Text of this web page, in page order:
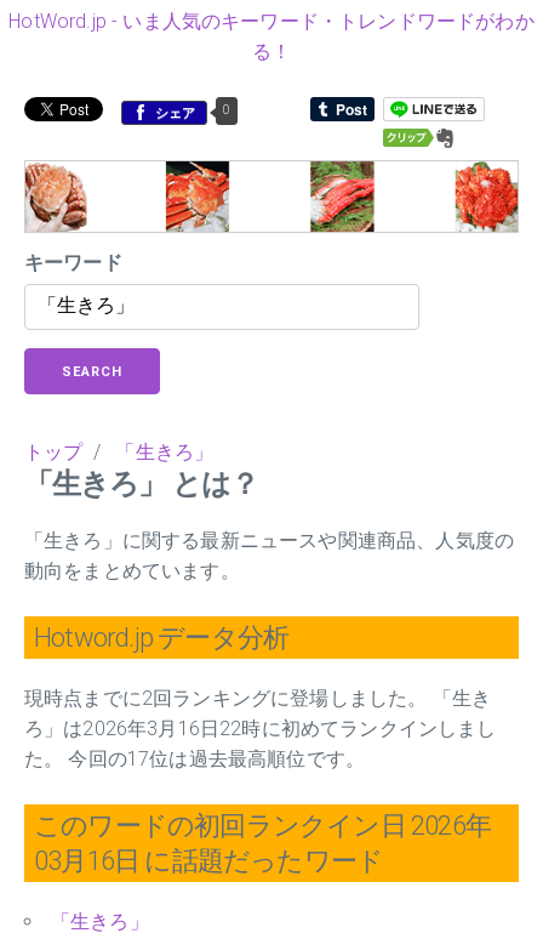
HotWord.jp - いま人気のキーワード・トレンドワードがわか
る！
シェア 0
キーワード
SEARCH
トップ/ 「生きろ」
「生きろ」 とは？
「生きろ」に関する最新ニュースや関連商品、人気度の
動向をまとめています。
Hotword.jp データ分析
現時点までに2回ランキングに登場しました。 「生き
ろ」は2026年3月16日22時に初めてランクインしまし
た。 今回の17位は過去最高順位です。
このワードの初回ランクイン日 2026年
03月16日 に話題だったワード
「生きろ」